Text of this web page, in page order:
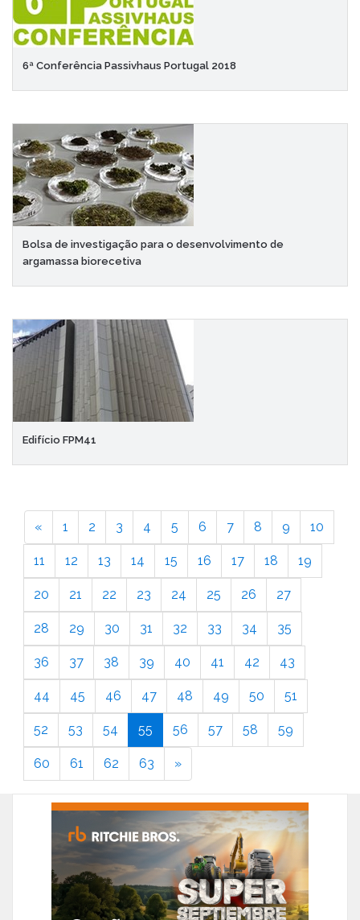
6ª Conferência Passivhaus Portugal 2018
Bolsa de investigação para o desenvolvimento de
argamassa biorecetiva
Edifício FPM41
« 1 2 3 4 5 6 7 8 9 10
11 12 13 14 15 16 17 18 19
20 21 22 23 24 25 26 27
28 29 30 31 32 33 34 35
36 37 38 39 40 41 42 43
44 45 46 47 48 49 50 51
52 53 54 55 56 57 58 59
60 61 62 63 »